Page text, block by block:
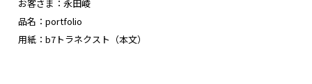
お客さま：永田崚
品名：portfolio
用紙：b7トラネクスト（本文）